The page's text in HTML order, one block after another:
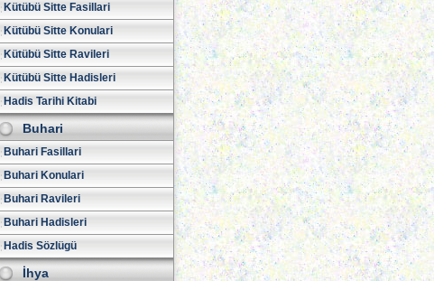
Kütübü Sitte Fasillari
Kütübü Sitte Konulari
Kütübü Sitte Ravileri
Kütübü Sitte Hadisleri
Hadis Tarihi Kitabi
Buhari
Buhari Fasillari
Buhari Konulari
Buhari Ravileri
Buhari Hadisleri
Hadis Sözlügü
İhya